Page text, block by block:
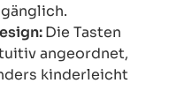
Die Tasten
angeordnet,
kinderleicht